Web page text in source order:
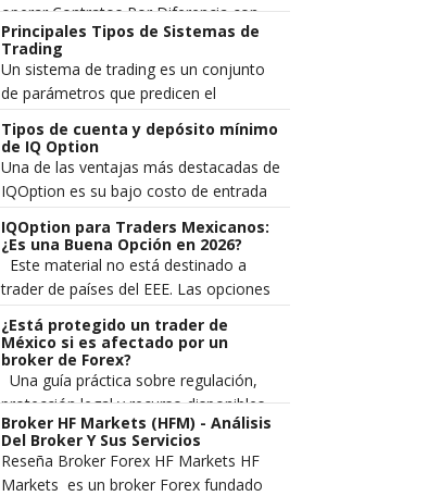
operar Contratos Por Diferencia con
mayor precisión, gestión de riesgo
estructurada y una comprensión má...
Principales Tipos de Sistemas de
Trading
Un sistema de trading es un conjunto
de parámetros que predicen el
movimiento del precio de un par de
divisas. Los traders más
experimentado...
Tipos de cuenta y depósito mínimo
de IQ Option
Una de las ventajas más destacadas de
IQOption es su bajo costo de entrada
comparado con otros brokers de forex
y opciones. Sin embargo, muc...
IQOption para Traders Mexicanos:
¿Es una Buena Opción en 2026?
Este material no está destinado a
trader de países del EEE. Las opciones
digitales no se promocionan ni se
venden a comerciantes minorista...
¿Está protegido un trader de
México si es afectado por un
broker de Forex?
Una guía práctica sobre regulación,
protección legal y recurso disponibles
en México Cada vez más mexicanos se
aventuran al mercado Forex...
Broker HF Markets (HFM) - Análisis
Del Broker Y Sus Servicios
Reseña Broker Forex HF Markets HF
Markets es un broker Forex fundado